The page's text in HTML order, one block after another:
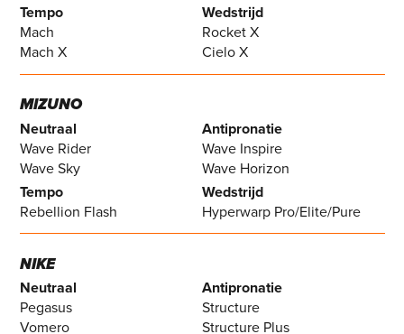
Tempo
Mach
Mach X
Wedstrijd
Rocket X
Cielo X
MIZUNO
Neutraal
Wave Rider
Wave Sky
Antipronatie
Wave Inspire
Wave Horizon
Tempo
Rebellion Flash
Wedstrijd
Hyperwarp Pro/Elite/Pure
NIKE
Neutraal
Pegasus
Vomero
Antipronatie
Structure
Structure Plus